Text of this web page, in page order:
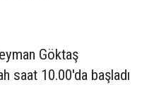
Göktaş
saat 10.00'da başladı